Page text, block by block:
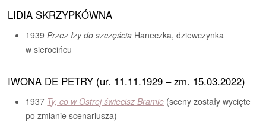
LIDIA SKRZYPKÓWNA
1939Przez łzy do szczęścia Haneczka, dziewczynka
w sierocińcu
IWONA DE PETRY (ur. 11.11.1929 – zm. 15.03.2022)
1937 Ty, co w Ostrej świecisz Bramie (sceny zostały wycięte
po zmianie scenariusza)